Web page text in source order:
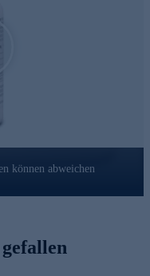
können abweichen